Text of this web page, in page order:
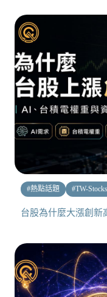
#熱點話題 #TW-Stocks
台股為什麼大漲創新